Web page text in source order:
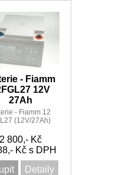
- Fiamm
12V
27Ah
- Fiamm 12
(12V/27Ah)
2 800,- Kč
Kč s DPH
Detaily